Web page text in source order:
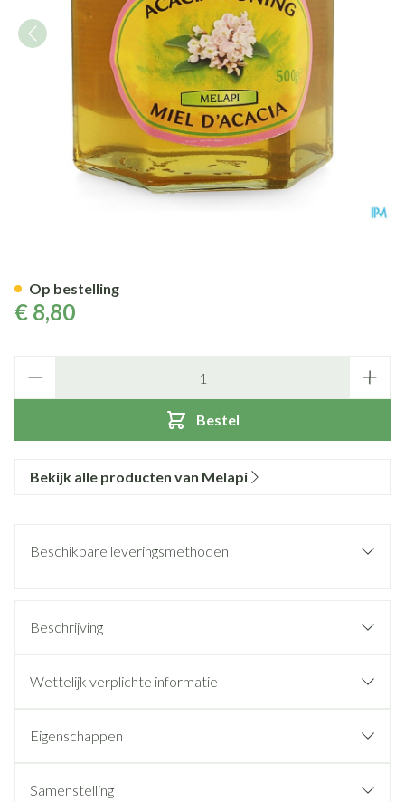
€ 8,80
Bestel
Op bestelling
Bekijk alle producten van Melapi
Beschikbare leveringsmethoden
Beschrijving
Wettelijk verplichte informatie
Eigenschappen
Samenstelling